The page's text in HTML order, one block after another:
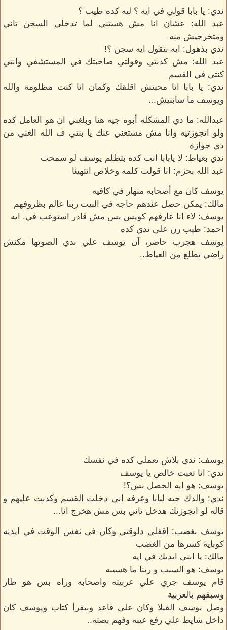
ندي: يا بابا قولي في ايه ؟ ليه كده طيب ؟
عبد الله: عشان انا مش هستني لما تدخلي السجن تاني
ومتخرجيش منه
ندي بذهول: ايه بتقول ايه سجن ؟!
عبد الله: مش كدبتي وقولتي صاحبتك في المستشفي وانتي
كنتي في القسم
ندي: يا بابا انا محبتش اقلقك وكمان انا كنت مظلومة والله
ويوسف ما سابنيش...
عبدالله: ما دي المشكلة أبوه جيه هنا وبلغني ان هو العامل كده
ولو اتجوزتيه وانا مش مستغني عنك يا بنتي ف الله الغني من
دي جوازه
ندي بعياط: لا يابابا انت كده بتظلم يوسف لو سمحت
عبد الله بحزم: انا قولت كلمه وخلاص انتهينا
يوسف كان مع أصحابه منهار في كافيه
مالك: يمكن حصل عندهم حاجه في البيت ربنا عالم بظروفهم
يوسف: لاء انا عارفهم كويس بس مش قادر استوعب في. ايه
احمد: طيب رن علي ندي كده
يوسف هجرب حاضر، آن يوسف علي ندي الصوتها مكنش
راضي يطلع من العياط..
يوسف: ندي بلاش تعملي كده في نفسك
ندي: انا تعبت خالص يا يوسف
يوسف: هو ايه الحصل بس؟!
ندي: والدك جيه لبابا وعرفه اني دخلت القسم وكدبت عليهم و
قاله لو اتجوزتك هدخل تاني بس مش هخرج انا...
يوسف بغضب: اقفلي دلوقتي وكان في نفس الوقت في ايديه
كوباية كسرها من الغضب
مالك: يا ابني ايديك في ايه
يوسف: هو السبب و ربنا ما هسيبه
قام يوسف جري علي عربيته واصحابه وراه بس هو طار
وسبقهم بالعربية
وصل يوسف الفيلا وكان علي قاعد وبيقرأ كتاب ويوسف كان
داخل شايط علي رفع عينه وفهم بصته..